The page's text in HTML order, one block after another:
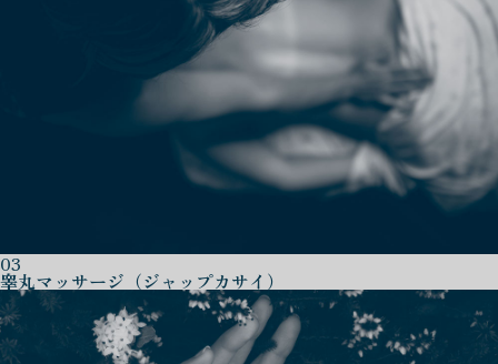
03
睾丸マッサージ（ジャップカサイ）